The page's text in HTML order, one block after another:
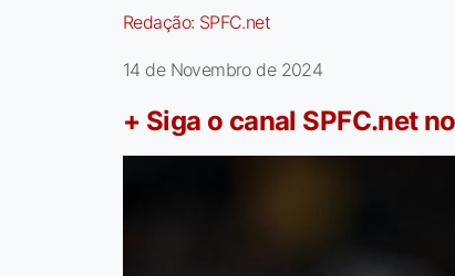
Redação: SPFC.net
14 de Novembro de 2024
+ Siga o canal SPFC.net